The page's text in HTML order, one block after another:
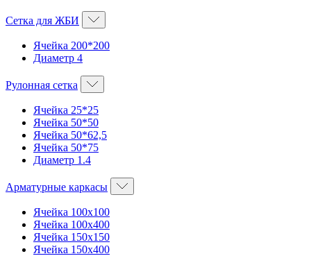
Сетка для ЖБИ
Ячейка 200*200
Диаметр 4
Рулонная сетка
Ячейка 25*25
Ячейка 50*50
Ячейка 50*62,5
Ячейка 50*75
Диаметр 1.4
Арматурные каркасы
Ячейка 100х100
Ячейка 100х400
Ячейка 150х150
Ячейка 150х400